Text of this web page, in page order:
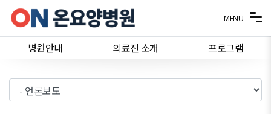
메뉴 건너뛰기
병원안내 의료진 소개 프로그램
MENU